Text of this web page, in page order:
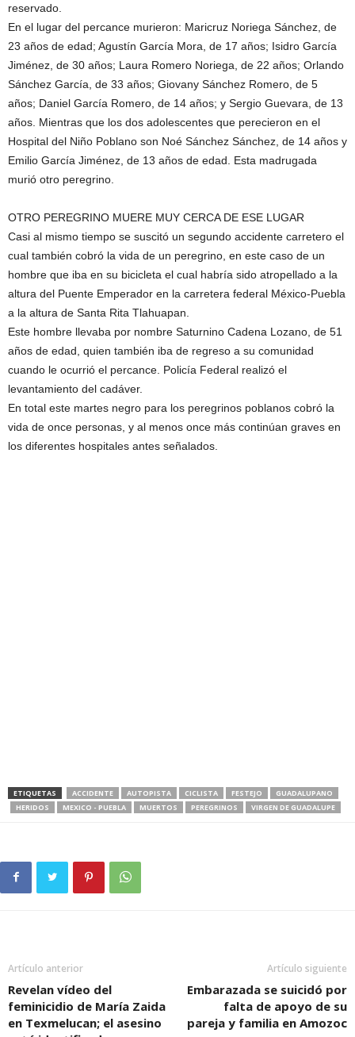
reservado.
En el lugar del percance murieron: Maricruz Noriega Sánchez, de
23 años de edad; Agustín García Mora, de 17 años; Isidro García
Jiménez, de 30 años; Laura Romero Noriega, de 22 años; Orlando
Sánchez García, de 33 años; Giovany Sánchez Romero, de 5
años; Daniel García Romero, de 14 años; y Sergio Guevara, de 13
años. Mientras que los dos adolescentes que perecieron en el
Hospital del Niño Poblano son Noé Sánchez Sánchez, de 14 años y
Emilio García Jiménez, de 13 años de edad. Esta madrugada
murió otro peregrino.
OTRO PEREGRINO MUERE MUY CERCA DE ESE LUGAR
Casi al mismo tiempo se suscitó un segundo accidente carretero el
cual también cobró la vida de un peregrino, en este caso de un
hombre que iba en su bicicleta el cual habría sido atropellado a la
altura del Puente Emperador en la carretera federal México-Puebla
a la altura de Santa Rita Tlahuapan.
Este hombre llevaba por nombre Saturnino Cadena Lozano, de 51
años de edad, quien también iba de regreso a su comunidad
cuando le ocurrió el percance. Policía Federal realizó el
levantamiento del cadáver.
En total este martes negro para los peregrinos poblanos cobró la
vida de once personas, y al menos once más continúan graves en
los diferentes hospitales antes señalados.
ETIQUETAS ACCIDENTE AUTOPISTA CICLISTA FESTEJO
GUADALUPANO
HERIDOS
MEXICO - PUEBLA MUERTOS PEREGRINOS VIRGEN DE GUADALUPE
Artículo anterior
Revelan vídeo del
feminicidio de María Zaida
en Texmelucan; el asesino
Artículo siguiente
Embarazada se suicidó por
falta de apoyo de su
pareja y familia en Amozoc